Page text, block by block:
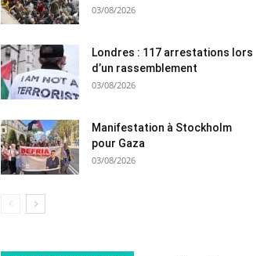
03/08/2026
Londres : 117 arrestations lors
d’un rassemblement
03/08/2026
Manifestation à Stockholm
pour Gaza
03/08/2026